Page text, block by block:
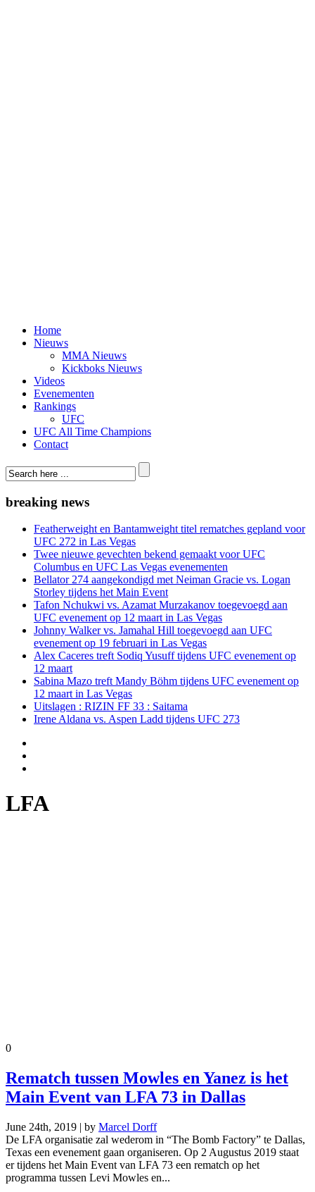
Home
Nieuws
MMA Nieuws
Kickboks Nieuws
Videos
Evenementen
Rankings
UFC
UFC All Time Champions
Contact
breaking news
Featherweight en Bantamweight titel rematches gepland voor
UFC 272 in Las Vegas
Twee nieuwe gevechten bekend gemaakt voor UFC
Columbus en UFC Las Vegas evenementen
Bellator 274 aangekondigd met Neiman Gracie vs. Logan
Storley tijdens het Main Event
Tafon Nchukwi vs. Azamat Murzakanov toegevoegd aan
UFC evenement op 12 maart in Las Vegas
Johnny Walker vs. Jamahal Hill toegevoegd aan UFC
evenement op 19 februari in Las Vegas
Alex Caceres treft Sodiq Yusuff tijdens UFC evenement op
12 maart
Sabina Mazo treft Mandy Böhm tijdens UFC evenement op
12 maart in Las Vegas
Uitslagen : RIZIN FF 33 : Saitama
Irene Aldana vs. Aspen Ladd tijdens UFC 273
LFA
0
Rematch tussen Mowles en Yanez is het
Main Event van LFA 73 in Dallas
June 24th, 2019 | by Marcel Dorff
De LFA organisatie zal wederom in “The Bomb Factory” te Dallas,
Texas een evenement gaan organiseren. Op 2 Augustus 2019 staat
er tijdens het Main Event van LFA 73 een rematch op het
programma tussen Levi Mowles en...